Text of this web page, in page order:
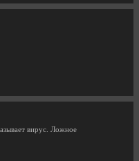
вирус. Ложное